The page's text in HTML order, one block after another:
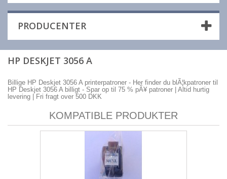
PRODUCENTER
HP DESKJET 3056 A
Billige HP Deskjet 3056 A printerpatroner - Her finder du blÃ¦kpatroner til
HP Deskjet 3056 A billigt - Spar op til 75 % pÃ¥ patroner | Altid hurtig
levering | Fri fragt over 500 DKK
KOMPATIBLE PRODUKTER